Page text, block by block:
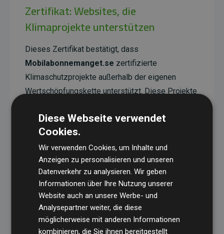
Zertifikat: Websites, die
Klimaprojekte unterstützen
Dieses Zertifikat bestätigt, dass
Mobilabonnemanget.se zertifizierte
Klimaschutzprojekte außerhalb der eigenen
Wertschöpfungskette unterstützt. Diese Projekte
Wirkung, die im Durchschnitt dem Doppelten der
geschätzten Emissionen der Website entspricht.
Alle unterstützten Projekte werden durch
Standardverifiziert und erfüllen höchste
Anforderungen an Qualität, tatsächliche
Klimawirkung und Transparenz. Weitere
Informationen zu den einzelnen Projekten finden
Sie hier.
Diese Webseite verwendet
Cookies.
Wir verwenden Cookies, um Inhalte und
Anzeigen zu personalisieren und unseren
Datenverkehr zu analysieren. Wir geben
Informationen über Ihre Nutzung unserer
Website auch an unsere Werbe- und
Analysepartner weiter, die diese
möglicherweise mit anderen Informationen
kombinieren, die Sie ihnen bereitgestellt